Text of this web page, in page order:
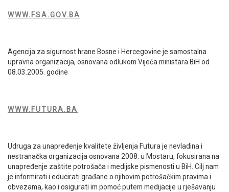
WWW.FSA.GOV.BA
Agencija za sigurnost hrane Bosne i Hercegovine je samostalna
upravna organizacija, osnovana odlukom Vijeća ministara BiH od
08.03.2005. godine
WWW.FUTURA.BA
Udruga za unapređenje kvalitete življenja Futura je nevladina i
nestranačka organizacija osnovana 2008. u Mostaru, fokusirana na
unapređenje zaštite potrošača i medijske pismenosti u BiH. Cilj nam
je informirati i educirati građane o njihovim potrošačkim pravima i
obvezama, kao i osigurati im pomoć putem medijacije u rješavanju